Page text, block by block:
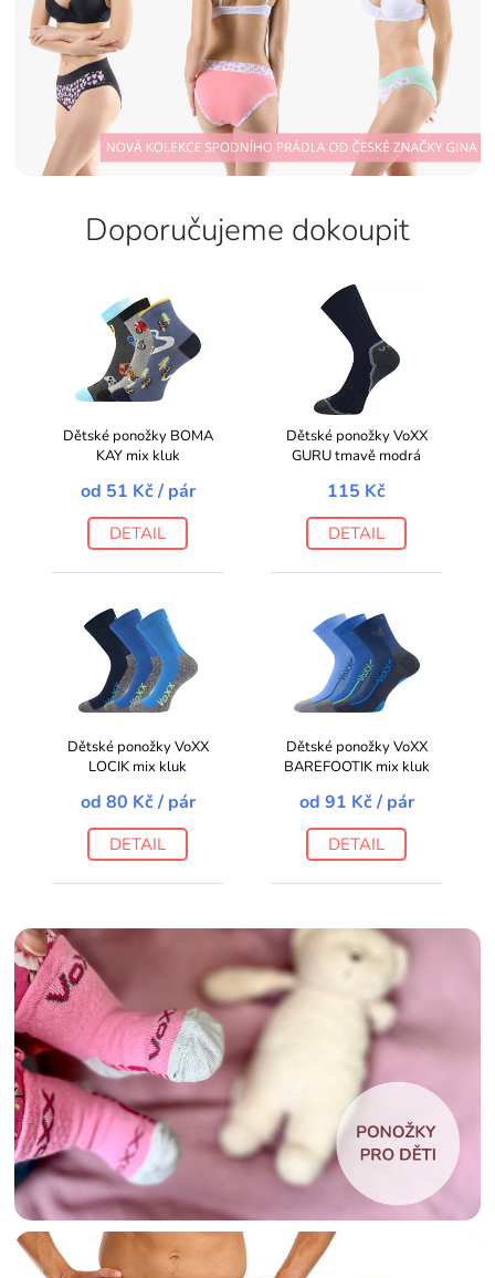
Doporučujeme dokoupit
Dětské ponožky BOMA
KAY mix kluk
od 51 Kč/ pár
DETAIL
Dětské ponožky VoXX
GURU tmavě modrá
115 Kč
DETAIL
Dětské ponožky VoXX
LOCIK mix kluk
od 80 Kč/ pár
DETAIL
Dětské ponožky VoXX
BAREFOOTIK mix kluk
od 91 Kč/ pár
DETAIL